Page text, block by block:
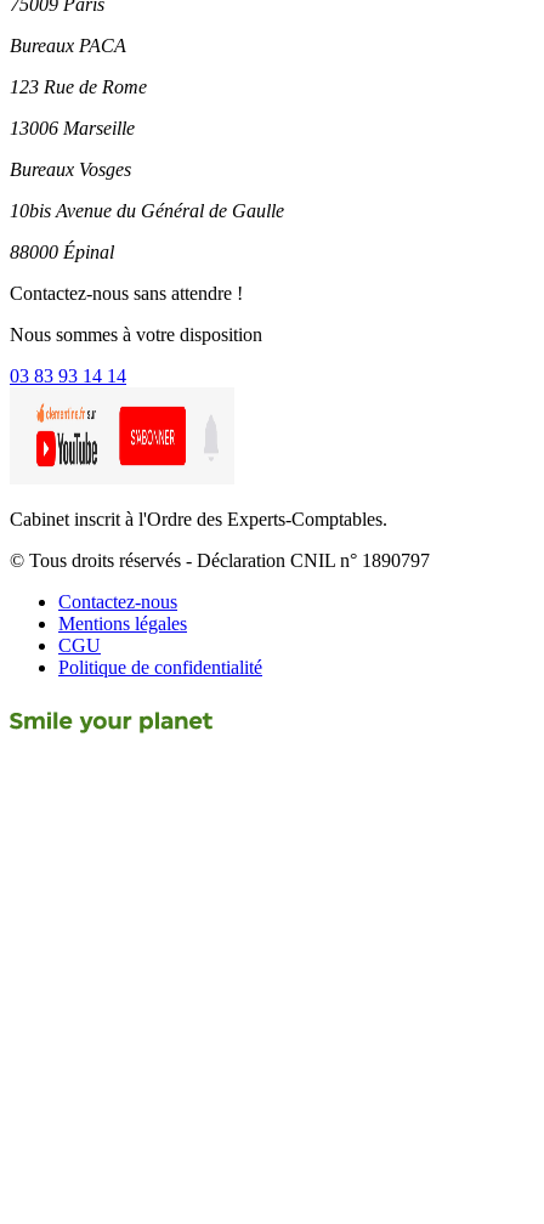
75009 Paris
Bureaux PACA
123 Rue de Rome
13006 Marseille
Bureaux Vosges
10bis Avenue du Général de Gaulle
88000 Épinal
Contactez-nous sans attendre !
Nous sommes à votre disposition
03 83 93 14 14
Cabinet inscrit à l'Ordre des Experts-Comptables.
© Tous droits réservés - Déclaration CNIL n° 1890797
Contactez-nous
Mentions légales
CGU
Politique de confidentialité